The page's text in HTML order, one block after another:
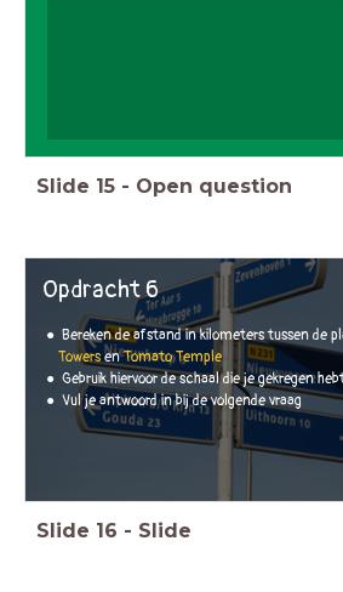
Slide 15 - Open question
Opdracht 6
Bereken de afstand in kilometers tussen de
TowersenTomato Temple
Gebruik hiervoor de schaal die je gekregen
Vul je antwoord in bij de volgende vraag
Slide 16 - Slide